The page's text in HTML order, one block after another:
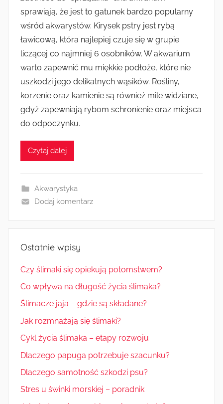
sprawiają, że jest to gatunek bardzo popularny
wśród akwarystów. Kirysek pstry jest rybą
ławicową, która najlepiej czuje się w grupie
liczącej co najmniej 6 osobników. W akwarium
warto zapewnić mu miękkie podłoże, które nie
uszkodzi jego delikatnych wąsików. Rośliny,
korzenie oraz kamienie są również mile widziane,
gdyż zapewniają rybom schronienie oraz miejsca
do odpoczynku.
Czytaj dalej
Akwarystyka
Dodaj komentarz
Ostatnie wpisy
Czy ślimaki się opiekują potomstwem?
Co wpływa na długość życia ślimaka?
Ślimacze jaja – gdzie są składane?
Jak rozmnażają się ślimaki?
Cykl życia ślimaka – etapy rozwoju
Dlaczego papuga potrzebuje szacunku?
Dlaczego samotność szkodzi psu?
Stres u świnki morskiej – poradnik